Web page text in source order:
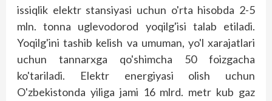
issiqlik elektr stansiyasi uchun o'rta hisobda 2-5
mln. tonna uglevodorod yoqilg'isi talab etiladi.
Yoqilg'ini tashib kelish va umuman, yo'l xarajatlari
uchun tannarxga qo'shimcha 50 foizgacha
ko'tariladi. Elektr energiyasi olish uchun
O'zbekistonda yiliga jami 16 mlrd. metr kub gaz